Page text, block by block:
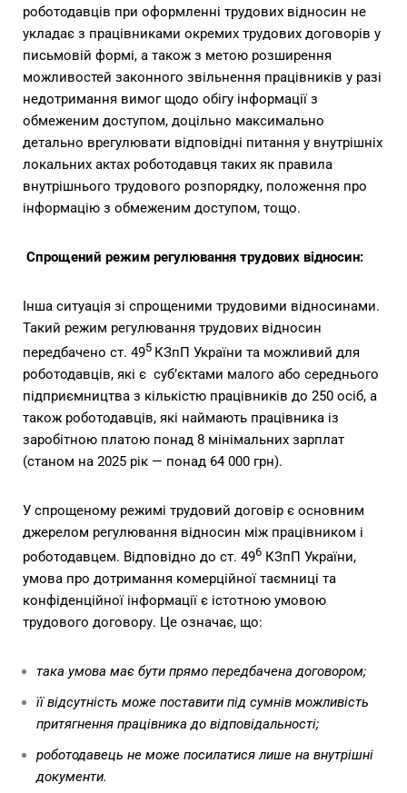
роботодавців при оформленні трудових відносин не
укладає з працівниками окремих трудових договорів у
письмовій формі, а також з метою розширення
можливостей законного звільнення працівників у разі
недотримання вимог щодо обігу інформації з
обмеженим доступом, доцільно максимально
детально врегулювати відповідні питання у внутрішніх
локальних актах роботодавця таких як правила
внутрішнього трудового розпорядку, положення про
інформацію з обмеженим доступом, тощо.
Спрощений режим регулювання трудових відносин:
Інша ситуація зі спрощеними трудовими відносинами.
Такий режим регулювання трудових відносин
передбачено ст. 495 КЗпП України та можливий для
роботодавців, які є суб’єктами малого або середнього
підприємництва з кількістю працівників до 250 осіб, а
також роботодавців, які наймають працівника із
заробітною платою понад 8 мінімальних зарплат
(станом на 2025 рік — понад 64 000 грн).
У спрощеному режимі трудовий договір є основним
джерелом регулювання відносин між працівником і
роботодавцем. Відповідно до ст. 496 КЗпП України,
умова про дотримання комерційної таємниці та
конфіденційної інформації є істотною умовою
трудового договору. Це означає, що:
така умова має бути прямо передбачена договором;
її відсутність може поставити під сумнів можливість
притягнення працівника до відповідальності;
роботодавець не може посилатися лише на внутрішні
документи.